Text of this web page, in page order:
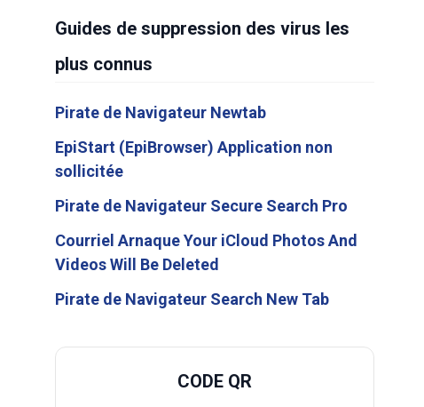
Guides de suppression des virus les
plus connus
Pirate de Navigateur Newtab
EpiStart (EpiBrowser) Application non
sollicitée
Pirate de Navigateur Secure Search Pro
Courriel Arnaque Your iCloud Photos And
Videos Will Be Deleted
Pirate de Navigateur Search New Tab
CODE QR